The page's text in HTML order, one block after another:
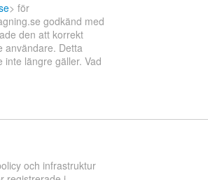
> för
godkänd med
den att korrekt
användare. Detta
längre gäller. Vad
och infrastruktur